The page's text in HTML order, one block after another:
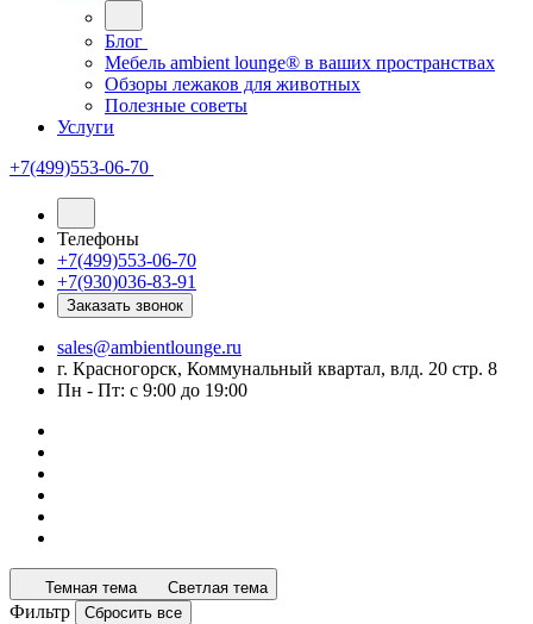
Блог
Мебель ambient lounge® в ваших пространствах
Обзоры лежаков для животных
Полезные советы
Услуги
+7(499)553-06-70
Телефоны
+7(499)553-06-70
+7(930)036-83-91
Заказать звонок
sales@ambientlounge.ru
г. Красногорск, Коммунальный квартал, влд. 20 стр. 8
Пн - Пт: с 9:00 до 19:00
Темная тема Светлая тема
Фильтр Сбросить все